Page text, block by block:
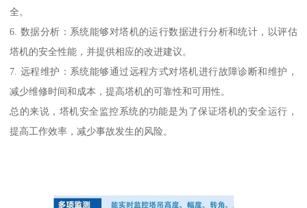
全。
6. 数据分析：系统能够对塔机的运行数据进行分析和统计，以评估
塔机的安全性能，并提供相应的改进建议。
7. 远程维护：系统能够通过远程方式对塔机进行故障诊断和维护，
减少维修时间和成本，提高塔机的可靠性和可用性。
总的来说，塔机安全监控系统的功能是为了保证塔机的安全运行，
提高工作效率，减少事故发生的风险。